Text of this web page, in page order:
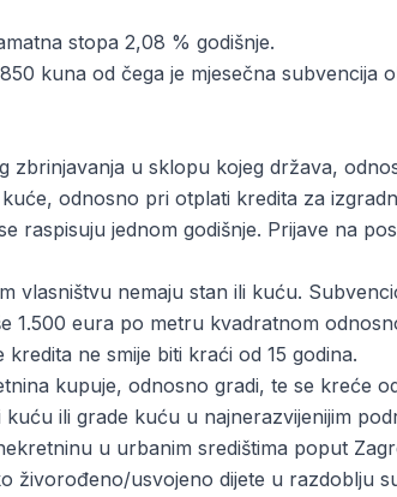
stopa 2,08 % godišnje.
kuna od čega je mjesečna subvencija
zbrinjavanja u sklopu kojeg država,
odnosno pri otplati kredita za
raspisuju jednom godišnje. Prijave na
vlasništvu nemaju stan ili kuću.
1.500 eura po metru kvadratnom
ne smije biti kraći od 15 godina.
kupuje, odnosno gradi, te se kreće
ili grade kuću u najnerazvijenijim
u urbanim središtima poput
živorođeno/usvojeno dijete u razdoblju